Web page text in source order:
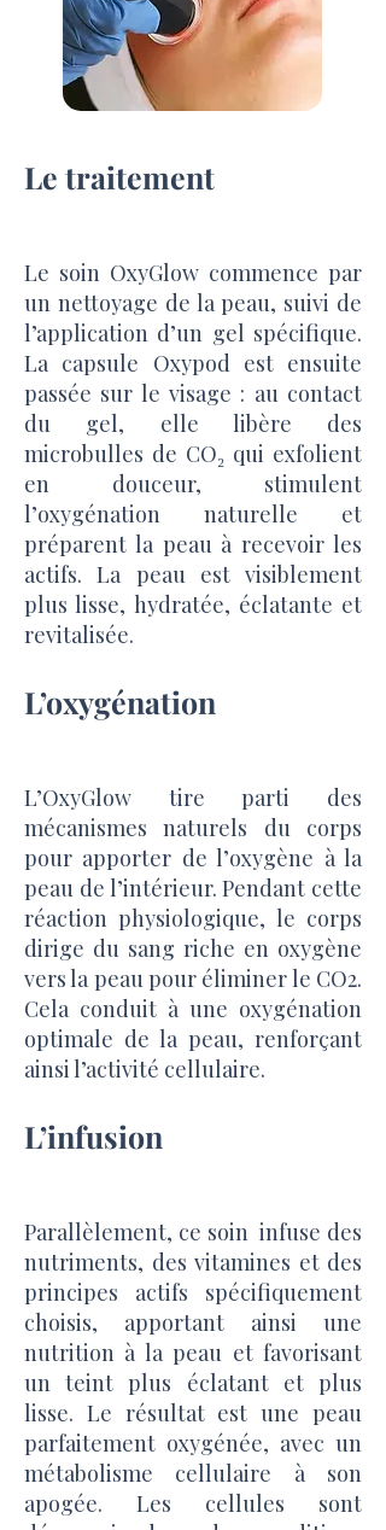
Le traitement
Le soin OxyGlow commence par
un nettoyage de la peau, suivi de
l’application d’un gel spécifique.
La capsule Oxypod est ensuite
passée sur le visage : au contact
du gel, elle libère des
microbulles de CO₂ qui exfolient
en douceur, stimulent
l’oxygénation naturelle et
préparent la peau à recevoir les
actifs. La peau est visiblement
plus lisse, hydratée, éclatante et
revitalisée.
L’oxygénation
L’OxyGlow tire parti des
mécanismes naturels du corps
pour apporter de l’oxygène à la
peau de l’intérieur. Pendant cette
réaction physiologique, le corps
dirige du sang riche en oxygène
vers la peau pour éliminer le CO2.
Cela conduit à une oxygénation
optimale de la peau, renforçant
ainsi l’activité cellulaire.
L’infusion
Parallèlement, ce soin infuse des
nutriments, des vitamines et des
principes actifs spécifiquement
choisis, apportant ainsi une
nutrition à la peau et favorisant
un teint plus éclatant et plus
lisse. Le résultat est une peau
parfaitement oxygénée, avec un
métabolisme cellulaire à son
apogée. Les cellules sont